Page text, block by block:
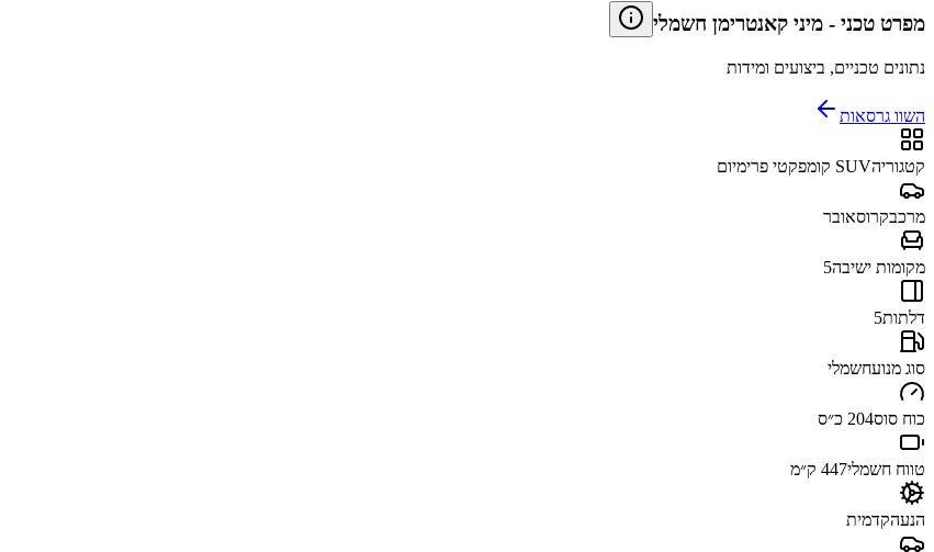
מפרט טכני - מיני קאנטרימן חשמלי
נתונים טכניים, ביצועים ומידות
השוו גרסאות
קטגוריהSUV קומפקטי פרימיום
מרכבקרוסאובר
מקומות ישיבה5
דלתות5
סוג מנועחשמלי
כוח סוס204 כ״ס
טווח חשמלי447 ק״מ
הנעהקדמית